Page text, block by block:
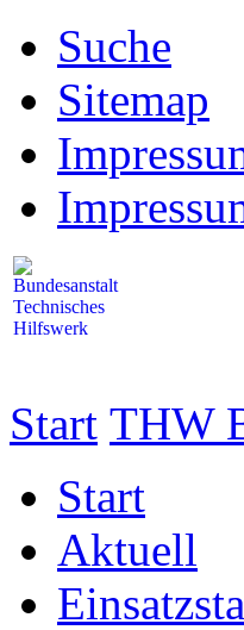
Suche
Sitemap
Start THW
Start
Aktuell